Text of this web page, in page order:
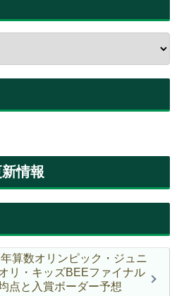
情報
算数オリンピック・ジュニ
リ・キッズBEEファイナル
点と入賞ボーダー予想